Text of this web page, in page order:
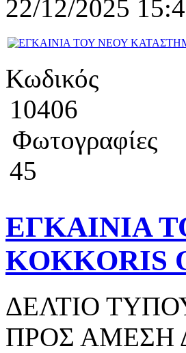
22/12/2025
Κωδικός
10406
Φωτογραφίες
45
EΓΚΑΙΝΙΑ
KOKKORIS
ΔΕΛΤΙΟ
ΠΡΟΣ ΑΜΕΣΗ